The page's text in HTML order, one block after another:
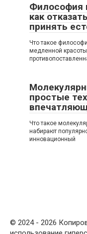
Философия
как
принять
Что такое
медленной
простые
Что такое
набирают
инновационный
© 2024 - 2026